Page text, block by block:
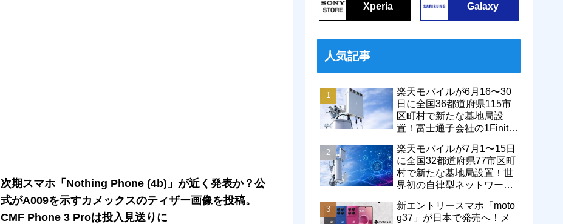
次期スマホ「Nothing Phone (4b)」が近く発表か？公
式がA009を示すカメックスのティザー画像を投稿。
CMF Phone 3 Proは投入見送りに
Xperia Galaxy
人気記事
楽天モバイルが6月16〜30
日に全国36都道府県115市
区町村で新たな基地局設
置！富士通子会社の1Finity
エリアが拡大
楽天モバイルが7月1〜15日
に全国32都道府県77市区町
村で新たな基地局設置！世
界初の自律型ネットワーク
通信品質も改善
新エントリースマホ「moto
g37」が日本で発売へ！メ